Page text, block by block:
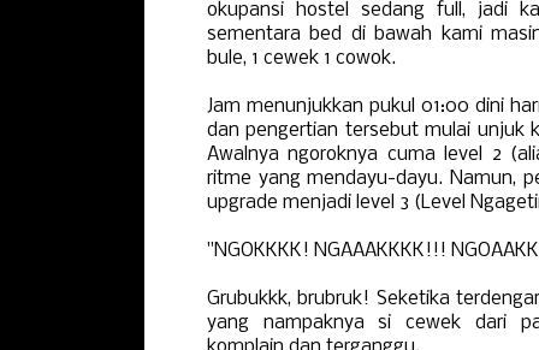
okupansi hostel sedang full, jadi
sementara bed di bawah kami
bule, 1 cewek 1 cowok.
Jam menunjukkan pukul 01:00 dini
dan pengertian tersebut mulai unjuk
Awalnya ngoroknya cuma level 2
ritme yang mendayu-dayu. Namun,
upgrade menjadi level 3 (Level
"NGOKKKK! NGAAAKKKK!!!
Grubukkk, brubruk! Seketika
yang nampaknya si cewek dari